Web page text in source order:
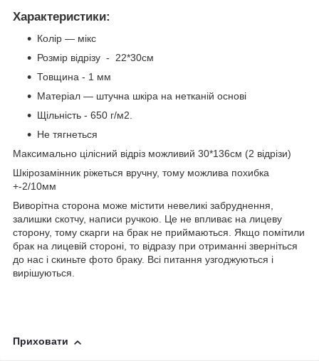
Характеристики:
Колір — мікс
Розмір відрізу - 22*30см
Товщина - 1 мм
Матеріал — штучна шкіра на нетканій основі
Щільність - 650 г/м2.
Не тягнеться
Максимально цілісний відріз можливий 30*136см (2 відрізи)
Шкірозамінник ріжеться вручну, тому можлива похибка
+-2/10мм
Виворітна сторона може містити невеликі забруднення,
залишки скотчу, написи ручкою. Це не впливає на лицеву
сторону, тому скарги на брак не приймаються. Якщо помітили
брак на лицевій стороні, то відразу при отриманні зверніться
до нас і скиньте фото браку. Всі питання узгоджуються і
вирішуються.
Приховати